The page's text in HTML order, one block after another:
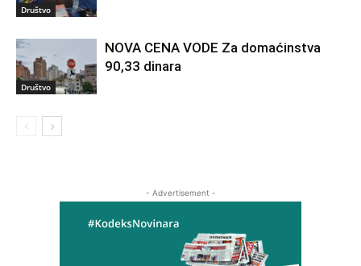
Društvo
Društvo
NOVA CENA VODE Za domaćinstva
90,33 dinara
- Advertisement -